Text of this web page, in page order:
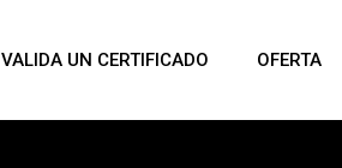
VALIDA UN CERTIFICADO OFERTA